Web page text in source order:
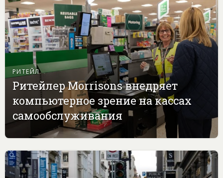
РИТЕЙЛ
Ритейлер Morrisons внедряет
компьютерное зрение на кассах
самообслуживания